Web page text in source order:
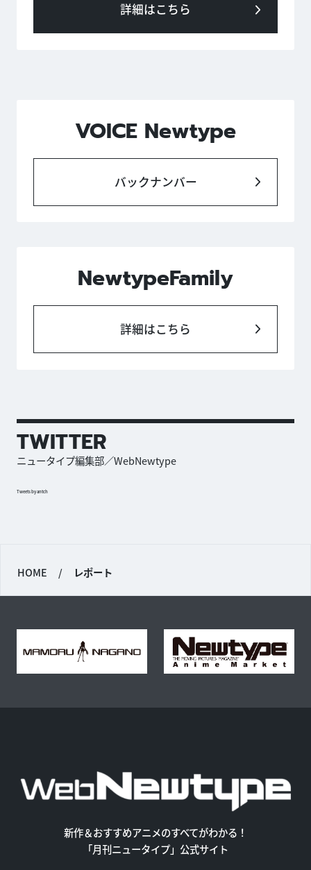
詳細はこちら
VOICE Newtype
バックナンバー
NewtypeFamily
詳細はこちら
TWITTER
ニュータイプ編集部／WebNewtype
Tweets by antch
HOME / レポート
新作＆おすすめアニメのすべてがわかる！
「月刊ニュータイプ」公式サイト